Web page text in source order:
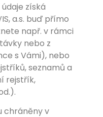
získá
a.s. buď přímo
např. v rámci
nebo z
s Vámi), nebo
seznamů a
rejstřík,
chráněny v